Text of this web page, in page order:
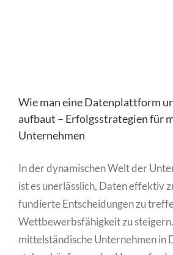
Wie man eine Datenplattform
aufbaut – Erfolgsstrategien für
Unternehmen
In der dynamischen Welt der
ist es unerlässlich, Daten effektiv
fundierte Entscheidungen zu
Wettbewerbsfähigkeit zu
mittelständische Unternehmen in